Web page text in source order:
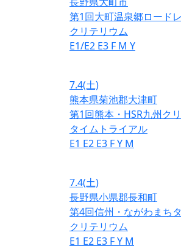
第1回大町温泉郷ロード
クリテリウム
E1/E2 E3 F M Y
7.4(土)
熊本県菊池郡大津町
第1回熊本・HSR九州ク
タイムトライアル
E1 E2 E3 FY M
7.4(土)
長野県小県郡長和町
第4回信州・ながわまち
クリテリウム
E1 E2 E3 FY M